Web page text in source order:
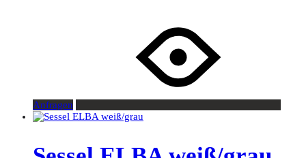
Anfragen